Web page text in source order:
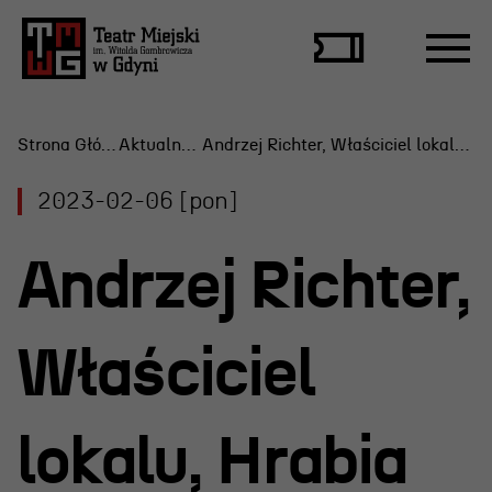
Scena Letnia
Aktualne spektakle
Bilety
2023-02-06 [pon]
Andrzej Richter,
Właściciel
lokalu, Hrabia